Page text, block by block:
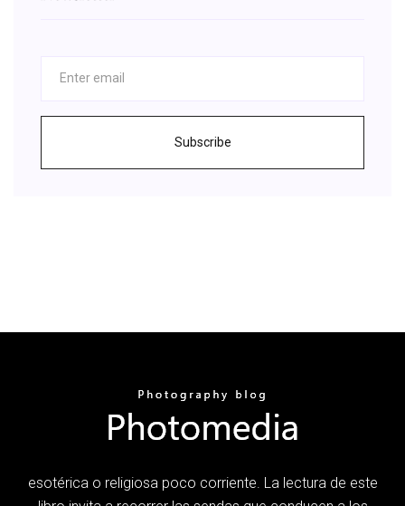
Subscribe
esotérica o religiosa poco corriente. La lectura de este